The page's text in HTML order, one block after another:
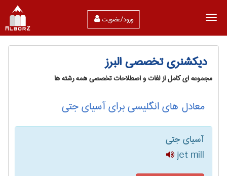
ورود/عضویت
دیکشنری تخصصی البرز
مجموعه ای کامل از لغات و اصطلاحات تخصصی همه رشته ها
معادل های انگلیسی برای آسیای جتی
آسیای جتی
jet mill